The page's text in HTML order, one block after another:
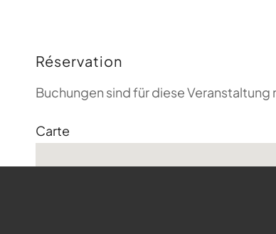
Réservation
Buchungen sind für diese Veranstaltung
Carte